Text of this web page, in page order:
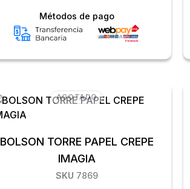
Métodos de pago
AGOTADO
BOLSON TORRE PAPEL CREPE
IMAGIA
SKU 7869